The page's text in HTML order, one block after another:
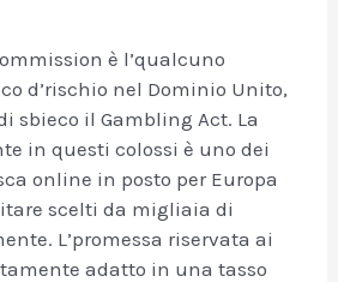
è l’qualcuno
d’rischio nel Dominio Unito,
sbieco il Gambling Act. La
in questi colossi è uno dei
online in posto per Europa
scelti da migliaia di
L’promessa riservata ai
adatto in una tasso